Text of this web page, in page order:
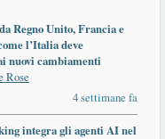
Regno Unito, Francia e
l’Italia deve
nuovi cambiamenti
Rose
4 settimane fa
integra gli agenti AI nel